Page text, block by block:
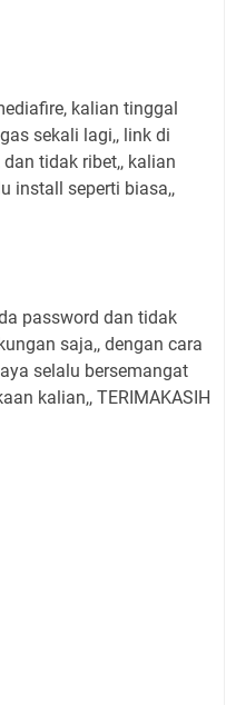
kalian tinggal
sekali lagi,, link di
tidak ribet,, kalian
install seperti biasa,,
password dan tidak
saja,, dengan cara
selalu bersemangat
kalian,, TERIMAKASIH